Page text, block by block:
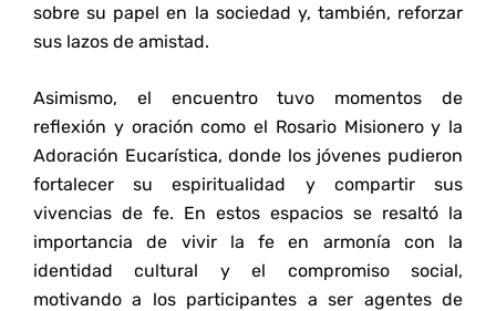
sobre su papel en la sociedad y, también, reforzar
sus lazos de amistad.
Asimismo, el encuentro tuvo momentos de
reflexión y oración como el Rosario Misionero y la
Adoración Eucarística, donde los jóvenes pudieron
fortalecer su espiritualidad y compartir sus
vivencias de fe. En estos espacios se resaltó la
importancia de vivir la fe en armonía con la
identidad cultural y el compromiso social,
motivando a los participantes a ser agentes de